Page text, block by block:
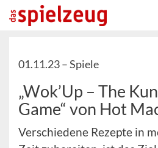
01.11.23 –Spiele
„Wok’Up – The
Game“ von Hot
Verschiedene Rezepte in